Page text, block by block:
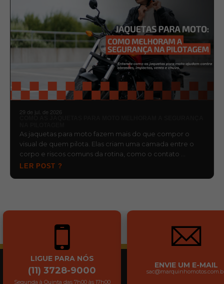
29 de jul. de 2026
As jaquetas para moto fazem mais do que compor o
visual de quem pilota. Elas criam uma camada entre o
corpo e riscos comuns da rotina, como o contato …
LER POST ?
LIGUE PARA NÓS
(11) 3728-9000
Segunda à Quinta das 7h00 às 17h00
ENVIE UM E-MAIL